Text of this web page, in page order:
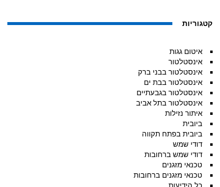
קטגוריות
איטום גגות
אינסטלטור
אינסטלטור בבני ברק
אינסטלטור בבת ים
אינסטלטור בגבעתיים
אינסטלטור בתל אביב
איתור נזילות
ביובית
ביובית בפתח תקווה
דודי שמש
דודי שמש ברחובות
טכנאי מזגנים
טכנאי מזגנים ברחובות